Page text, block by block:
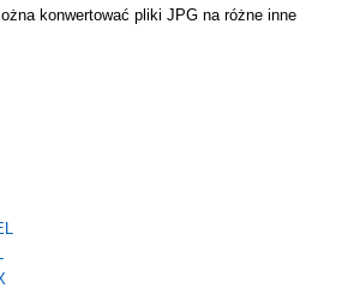
konwertować pliki JPG na różne inne